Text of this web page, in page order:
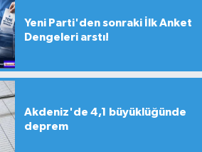
Yeni Parti'den sonraki İlk Anket
Dengeleri arstı!
Akdeniz'de 4,1 büyüklüğünde
deprem